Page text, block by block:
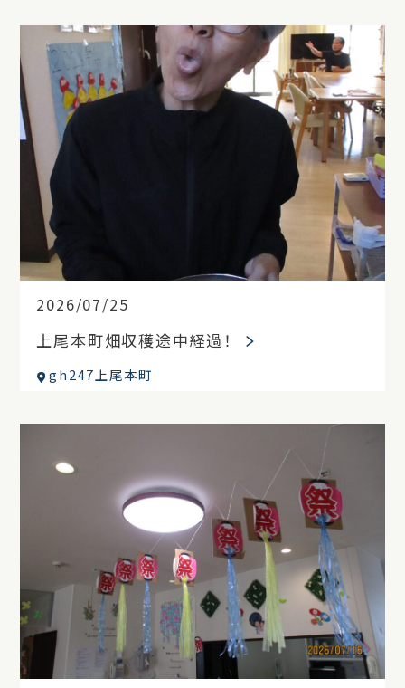
2026/07/25
上尾本町畑収穫途中経過！
gh247上尾本町